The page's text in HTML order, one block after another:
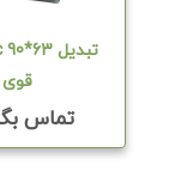
قوی
تماس